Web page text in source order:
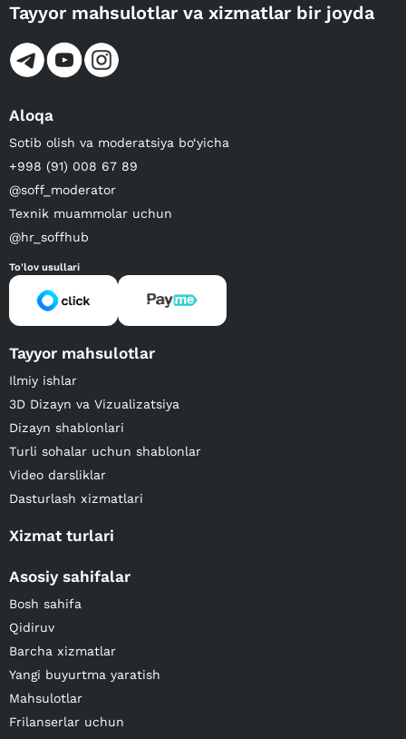
Tayyor mahsulotlar va xizmatlar bir joyda
Aloqa
Sotib olish va moderatsiya bo‘yicha
+998 (91) 008 67 89
@soff_moderator
Texnik muammolar uchun
@hr_soffhub
To'lov usullari
Tayyor mahsulotlar
Ilmiy ishlar
3D Dizayn va Vizualizatsiya
Dizayn shablonlari
Turli sohalar uchun shablonlar
Video darsliklar
Dasturlash xizmatlari
Xizmat turlari
Asosiy sahifalar
Bosh sahifa
Qidiruv
Barcha xizmatlar
Yangi buyurtma yaratish
Mahsulotlar
Frilanserlar uchun